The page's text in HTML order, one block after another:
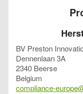
BV Preston
Dennenlaan 3A
2340 Beerse
Belgium
compliance-